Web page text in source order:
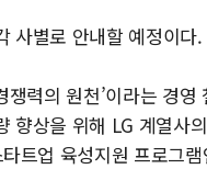
사별로 안내할 예정이다.
력의 원천’이라는 경
향상을 위해 LG 계열사
트업 육성지원 프로그